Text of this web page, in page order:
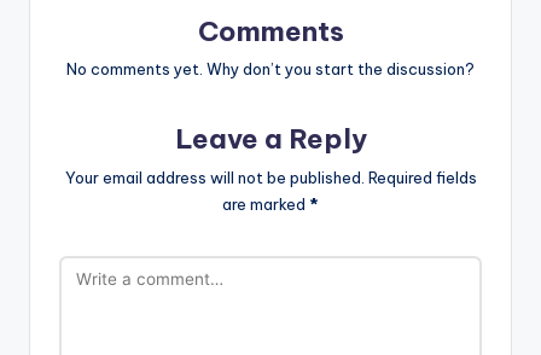
Comments
No comments yet. Why don’t you start the discussion?
Leave a Reply
Your email address will not be published. Required fields
are marked *